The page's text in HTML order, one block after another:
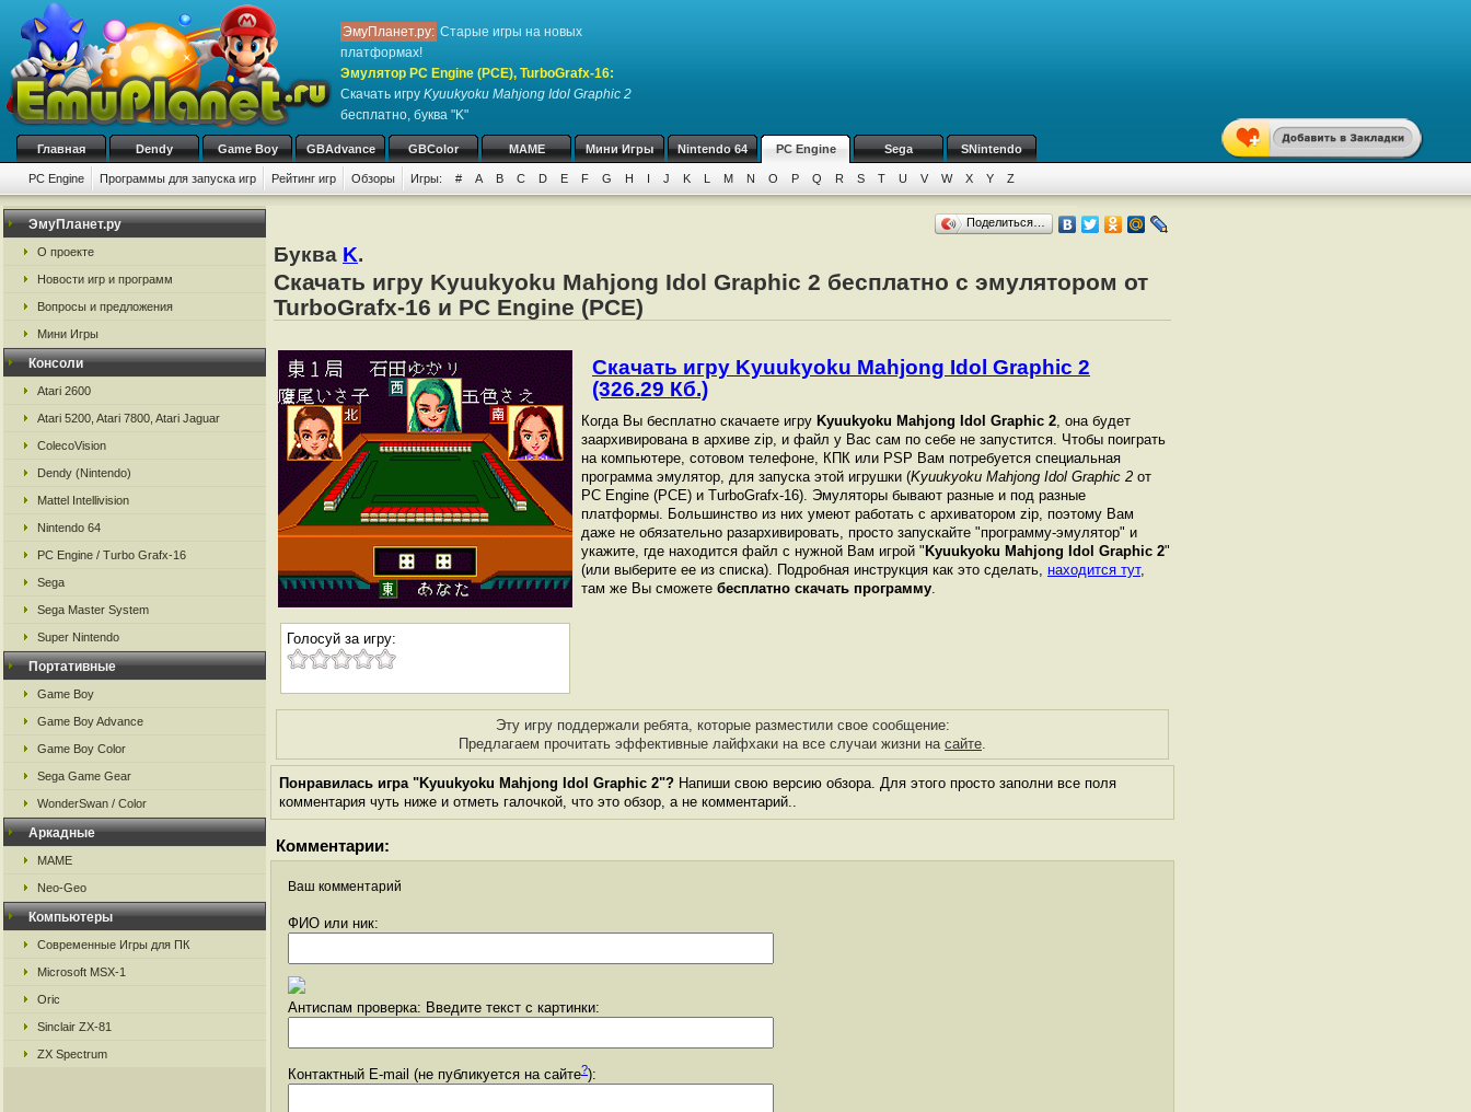
ЭмуПланет.ру: Старые игры на новых
платформах!
Эмулятор PC Engine (PCE), TurboGrafx-16:
Скачать игру Kyuukyoku Mahjong Idol Graphic 2
бесплатно, буква "K"
Главная Dendy Game Boy GBAdvance GBColor MAME Мини Игры Nintendo 64 PC Engine Sega SNintendo
PC Engine Программы для запуска игр Рейтинг игр Обзоры Игры: # A B C D E F G H I J K L M N O P Q R S T U V W X Y Z
ЭмуПланет.ру
О проекте
Новости игр и программ
Вопросы и предложения
Мини Игры
Консоли
Atari 2600
Atari 5200, Atari 7800, Atari Jaguar
ColecoVision
Dendy (Nintendo)
Mattel Intellivision
Nintendo 64
PC Engine / Turbo Grafx-16
Sega
Sega Master System
Super Nintendo
Портативные
Game Boy
Game Boy Advance
Game Boy Color
Sega Game Gear
WonderSwan / Color
Аркадные
MAME
Neo-Geo
Компьютеры
Современные Игры для ПК
Microsoft MSX-1
Oric
Sinclair ZX-81
ZX Spectrum
Поделиться…
Буква K.
Скачать игру Kyuukyoku Mahjong Idol Graphic 2 бесплатно с эмулятором от
TurboGrafx-16 и PC Engine (PCE)
Голосуй за игру:
Скачать игру Kyuukyoku Mahjong Idol Graphic 2
(326.29 Кб.)
Когда Вы бесплатно скачаете игру Kyuukyoku Mahjong Idol Graphic 2, она будет
заархивирована в архиве zip, и файл у Вас сам по себе не запустится. Чтобы поиграть
на компьютере, сотовом телефоне, КПК или PSP Вам потребуется специальная
программа эмулятор, для запуска этой игрушки (Kyuukyoku Mahjong Idol Graphic 2 от
PC Engine (PCE) и TurboGrafx-16). Эмуляторы бывают разные и под разные
платформы. Большинство из них умеют работать с архиватором zip, поэтому Вам
даже не обязательно разархивировать, просто запускайте "программу-эмулятор" и
укажите, где находится файл с нужной Вам игрой " Kyuukyoku Mahjong Idol Graphic 2"
(или выберите ее из списка). Подробная инструкция как это сделать, находится тут,
там же Вы сможете бесплатно скачать программу.
Эту игру поддержали ребята, которые разместили свое сообщение:
Предлагаем прочитать эффективные лайфхаки на все случаи жизни на сайте.
Понравилась игра "Kyuukyoku Mahjong Idol Graphic 2"? Напиши свою версию обзора. Для этого просто заполни все поля
комментария чуть ниже и отметь галочкой, что это обзор, а не комментарий..
Комментарии:
Ваш комментарий
ФИО или ник:
Антиспам проверка: Введите текст с картинки:
Контактный E-mail (не публикуется на сайте?):